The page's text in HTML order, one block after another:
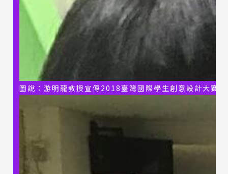
圖說：游明龍教授宣傳2018臺灣國際學生創意設計大賽